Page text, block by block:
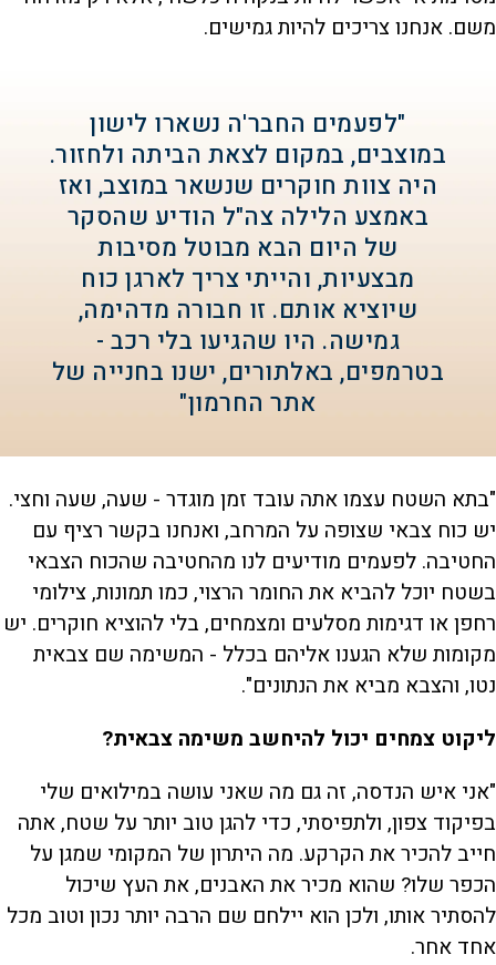
משם. אנחנו צריכים להיות גמישים.
"לפעמים החבר'ה נשארו לישון
במוצבים, במקום לצאת הביתה ולחזור.
היה צוות חוקרים שנשאר במוצב, ואז
באמצע הלילה צה"ל הודיע שהסקר
של היום הבא מבוטל מסיבות
מבצעיות, והייתי צריך לארגן כוח
שיוציא אותם. זו חבורה מדהימה,
גמישה. היו שהגיעו בלי רכב -
בטרמפים, באלתורים, ישנו בחנייה של
אתר החרמון"
"בתא השטח עצמו אתה עובד זמן מוגדר - שעה, שעה וחצי.
יש כוח צבאי שצופה על המרחב, ואנחנו בקשר רציף עם
החטיבה. לפעמים מודיעים לנו מהחטיבה שהכוח הצבאי
בשטח יוכל להביא את החומר הרצוי, כמו תמונות, צילומי
רחפן או דגימות מסלעים ומצמחים, בלי להוציא חוקרים. יש
מקומות שלא הגענו אליהם בכלל - המשימה שם צבאית
נטו, והצבא מביא את הנתונים".
ליקוט צמחים יכול להיחשב משימה צבאית?
"אני איש הנדסה, זה גם מה שאני עושה במילואים שלי
בפיקוד צפון, ולתפיסתי, כדי להגן טוב יותר על שטח, אתה
חייב להכיר את הקרקע. מה היתרון של המקומי שמגן על
הכפר שלו? שהוא מכיר את האבנים, את העץ שיכול
להסתיר אותו, ולכן הוא יילחם שם הרבה יותר נכון וטוב מכל
אחד אחר.